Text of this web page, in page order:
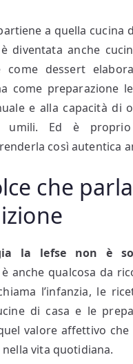
a quella cucina
diventata anche
come dessert
come preparazione
e alla capacità di
umili. Ed è
così autentica
che
la lefse non è
è anche qualcosa da
l’infanzia, le
di casa e le
valore affettivo
vita quotidiana.